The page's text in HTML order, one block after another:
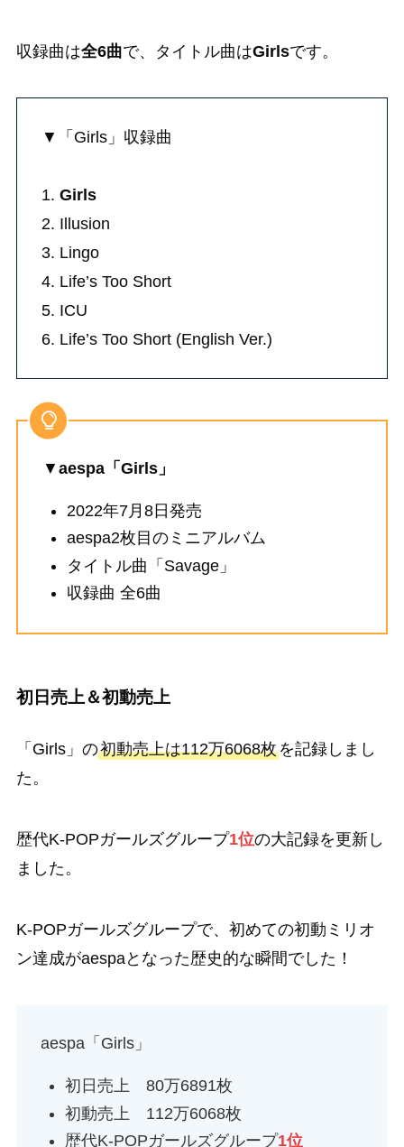
収録曲は全6曲で、タイトル曲はGirlsです。
▼「Girls」収録曲
1. Girls
2. Illusion
3. Lingo
4. Life’s Too Short
5. ICU
6. Life’s Too Short (English Ver.)
▼ aespa「Girls」
2022年7月8日発売
aespa2枚目のミニアルバム
タイトル曲「Savage」
収録曲 全6曲
初日売上＆初動売上
「Girls」の初動売上は112万6068枚を記録しまし
た。
歴代K-POPガールズグループ1位の大記録を更新し
ました。
K-POPガールズグループで、初めての初動ミリオ
ン達成がaespaとなった歴史的な瞬間でした！
aespa「Girls」
初日売上 80万6891枚
初動売上 112万6068枚
歴代K-POPガールズグループ1位